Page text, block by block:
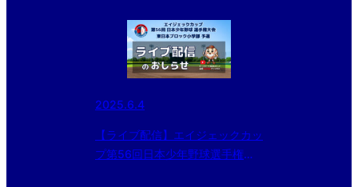
2025.6.4
【ライブ配信】エイジェックカッ
プ第56回日本少年野球選手権大